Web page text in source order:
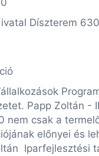
Díszterem
Zoltán - IKT
csak a
és